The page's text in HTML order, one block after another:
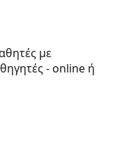
με
- online ή